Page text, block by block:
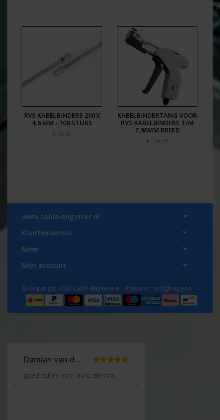
RVS KABELBINDERS 290 X
4,6 MM - 100 STUKS
€18,99
KABELBINDERTANG VOOR
RVS KABELBINDERS T/M
7,96MM BREED
€139,56
www.cable-engineer.nl
Klantenservice
Meer
Mijn account
© Copyright 2026 Cable-Engineer.nl - Powered by Lightspeed